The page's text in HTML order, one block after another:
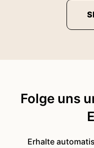
Folge uns
Erhalte